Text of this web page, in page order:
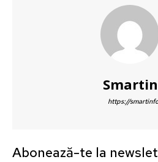
Abonează-te la
Complexitatea devine
săptămânal informații
https://
Abonează-te la